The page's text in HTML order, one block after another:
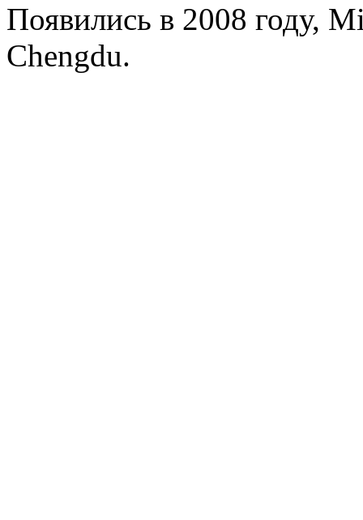
Появились в 2008 году,
Chengdu.